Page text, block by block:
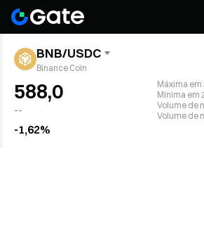
BNB/USDC
Binance Coin
588,0
--
-1,62%
Máxima em
Mínima em